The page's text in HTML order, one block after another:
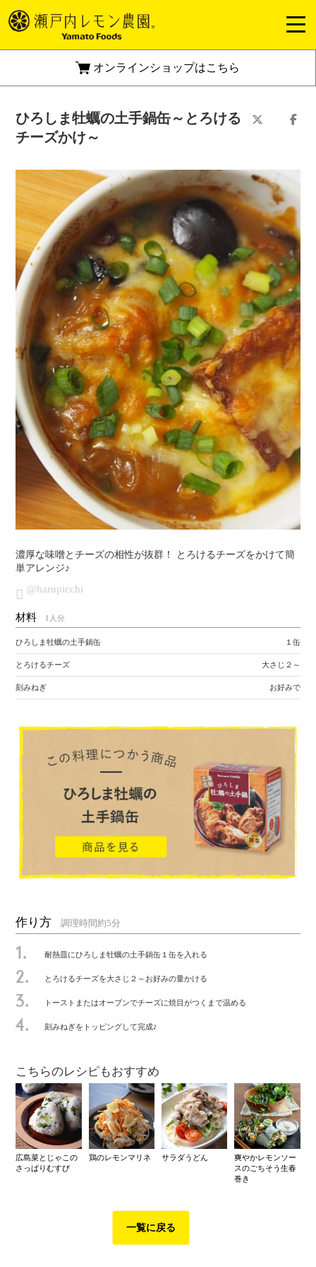
オンラインショップはこちら
ひろしま牡蠣の土手鍋缶～とろける
チーズかけ～
濃厚な味噌とチーズの相性が抜群！ とろけるチーズをかけて簡
単アレンジ♪
@harupicchi
材料 1人分
ひろしま牡蠣の土手鍋缶 １缶
とろけるチーズ 大さじ２～
刻みねぎ お好みで
作り方 調理時間約5分
1. 耐熱皿にひろしま牡蠣の土手鍋缶１缶を入れる
2. とろけるチーズを大さじ２～お好みの量かける
3. トーストまたはオーブンでチーズに焼目がつくまで温める
4. 刻みねぎをトッピングして完成♪
こちらのレシピもおすすめ
広島菜とじゃこの
さっぱりむすび
鶏のレモンマリネ サラダうどん
爽やかレモンソー
スのごちそう生春
巻き
一覧に戻る